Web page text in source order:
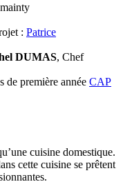
: Patrice
DUMAS, Chef
de première année CAP
cuisine domestique.
cette cuisine se prêtent